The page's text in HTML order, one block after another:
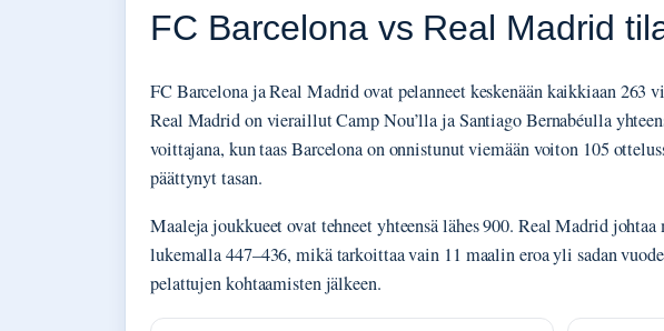
FC Barcelona vs Real Madrid
FC Barcelona ja Real Madrid ovat pelanneet keskenään kaikkiaan 263
Real Madrid on vieraillut Camp Nou’lla ja Santiago Bernabéulla
voittajana, kun taas Barcelona on onnistunut viemään voiton 105
päättynyt tasan.
Maaleja joukkueet ovat tehneet yhteensä lähes 900. Real Madrid johtaa
lukemalla 447–436, mikä tarkoittaa vain 11 maalin eroa yli sadan
pelattujen kohtaamisten jälkeen.